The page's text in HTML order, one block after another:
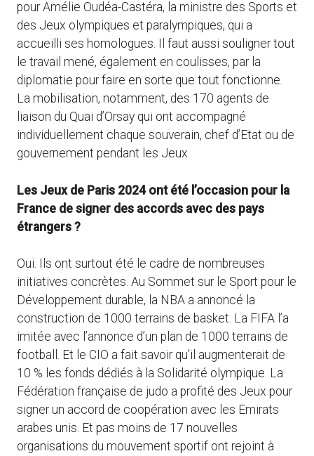
pour Amélie Oudéa-Castéra, la ministre des Sports et
des Jeux olympiques et paralympiques, qui a
accueilli ses homologues. Il faut aussi souligner tout
le travail mené, également en coulisses, par la
diplomatie pour faire en sorte que tout fonctionne.
La mobilisation, notamment, des 170 agents de
liaison du Quai d’Orsay qui ont accompagné
individuellement chaque souverain, chef d’Etat ou de
gouvernement pendant les Jeux.
Les Jeux de Paris 2024 ont été l’occasion pour la
France de signer des accords avec des pays
étrangers ?
Oui. Ils ont surtout été le cadre de nombreuses
initiatives concrètes. Au Sommet sur le Sport pour le
Développement durable, la NBA a annoncé la
construction de 1000 terrains de basket. La FIFA l’a
imitée avec l’annonce d’un plan de 1000 terrains de
football. Et le CIO a fait savoir qu’il augmenterait de
10 % les fonds dédiés à la Solidarité olympique. La
Fédération française de judo a profité des Jeux pour
signer un accord de coopération avec les Emirats
arabes unis. Et pas moins de 17 nouvelles
organisations du mouvement sportif ont rejoint à